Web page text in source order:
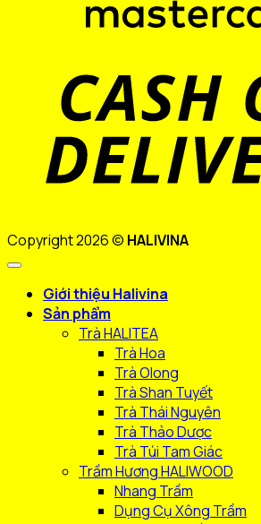
Copyright 2026 © HALIVINA
Giới thiệu Halivina
Sản phẩm
Trà HALITEA
Trà Hoa
Trà Olong
Trà Shan Tuyết
Trà Thái Nguyên
Trà Thảo Dược
Trà Túi Tam Giác
Trầm Hương HALIWOOD
Nhang Trầm
Dụng Cụ Xông Trầm